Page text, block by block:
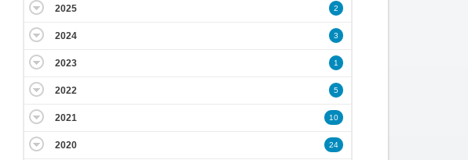
2025 2
2024 3
2023 1
2022 5
2021 10
2020 24